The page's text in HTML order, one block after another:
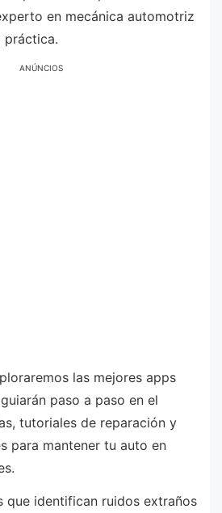
en mecánica automotriz
práctica.
ANÚNCIOS
las mejores apps
paso a paso en el
tutoriales de reparación y
para mantener tu auto en
que identifican ruidos extraños